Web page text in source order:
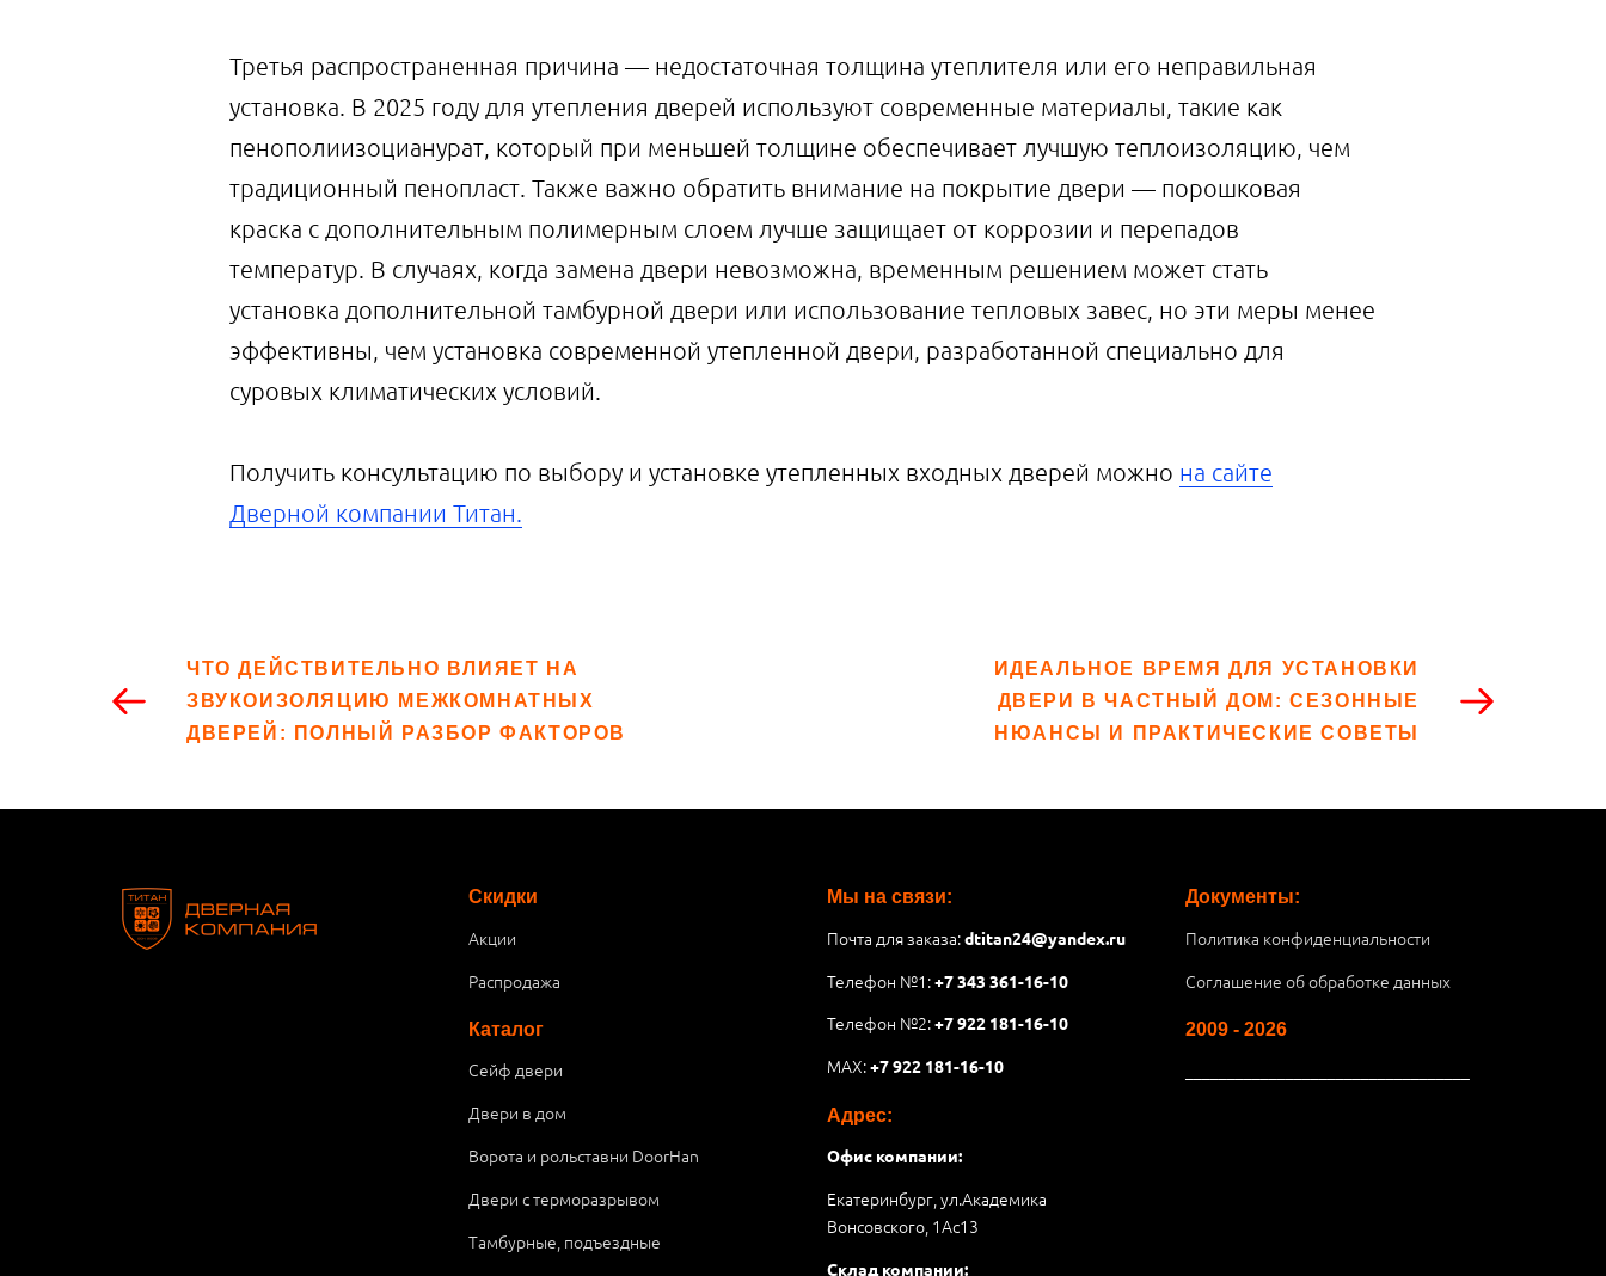
Третья распространенная причина — недостаточная толщина утеплителя или его неправильная
установка. В 2025 году для утепления дверей используют современные материалы, такие как
пенополиизоцианурат, который при меньшей толщине обеспечивает лучшую теплоизоляцию, чем
традиционный пенопласт. Также важно обратить внимание на покрытие двери — порошковая
краска с дополнительным полимерным слоем лучше защищает от коррозии и перепадов
температур. В случаях, когда замена двери невозможна, временным решением может стать
установка дополнительной тамбурной двери или использование тепловых завес, но эти меры менее
эффективны, чем установка современной утепленной двери, разработанной специально для
суровых климатических условий.
Получить консультацию по выбору и установке утепленных входных дверей можно на сайте
Дверной компании Титан.
ЧТО ДЕЙСТВИТЕЛЬНО ВЛИЯЕТ НА
ЗВУКОИЗОЛЯЦИЮ МЕЖКОМНАТНЫХ
ДВЕРЕЙ: ПОЛНЫЙ РАЗБОР ФАКТОРОВ
ИДЕАЛЬНОЕ ВРЕМЯ ДЛЯ УСТАНОВКИ
ДВЕРИ В ЧАСТНЫЙ ДОМ: СЕЗОННЫЕ
НЮАНСЫ И ПРАКТИЧЕСКИЕ СОВЕТЫ
Скидки
Акции
Распродажа
Каталог
Сейф двери
Двери в дом
Ворота и рольставни DoorHan
Двери с терморазрывом
Тамбурные, подъездные
Мы на связи:
Почта для заказа:dtitan24@yandex.ru
Телефон №1:+7 343 361-16-10
Телефон №2:+7 922 181-16-10
MAX:+7 922 181-16-10
Адрес:
Офис компании:
Екатеринбург, ул.Академика
Вонсовского, 1Аc13
Склад компании:
Документы:
Политика конфиденциальности
Соглашение об обработке данных
2009 - 2026